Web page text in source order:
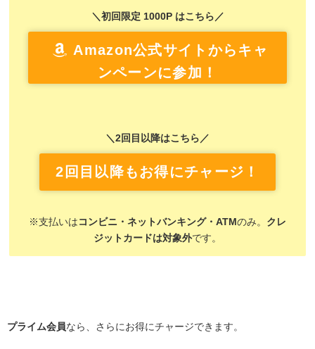
＼初回限定 1000P はこちら／
Amazon公式サイトからキャ
ンペーンに参加！
＼2回目以降はこちら／
2回目以降もお得にチャージ！
※支払いは コンビニ・ネットバンキング・ATMのみ。 クレ
ジットカードは対象外です。
プライム会員なら、さらにお得にチャージできます。